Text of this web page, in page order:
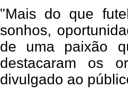
"Mais do que
sonhos,
de uma paixão
destacaram os
divulgado ao